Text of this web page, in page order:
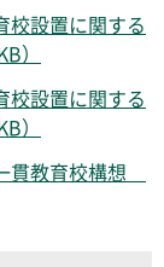
校設置に関する
）
校設置に関する
）
貫教育校構想